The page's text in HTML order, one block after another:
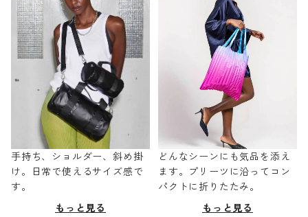
手持ち、ショルダー、斜め掛
け。日常で使えるサイズ感で
す。
もっと見る
どんなシーンにも気品を添え
ます。プリーツに沿ってコン
パクトに折りたたみ。
もっと見る